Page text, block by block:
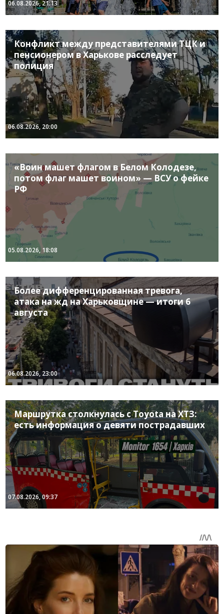
06.08.2026, 21:13
Конфликт между представителями ТЦК и
пенсионером в Харькове расследует
полиция
06.08.2026, 20:00
«Воин машет флагом в Белом Колодезе,
потом флаг машет воином» — ВСУ о фейке
РФ
05.08.2026, 18:08
Более дифференцированная тревога,
атака на жд на Харьковщине — итоги 6
августа
06.08.2026, 23:00
Маршрутка столкнулась с Toyota на ХТЗ:
есть информация о девяти пострадавших
07.08.2026, 09:37